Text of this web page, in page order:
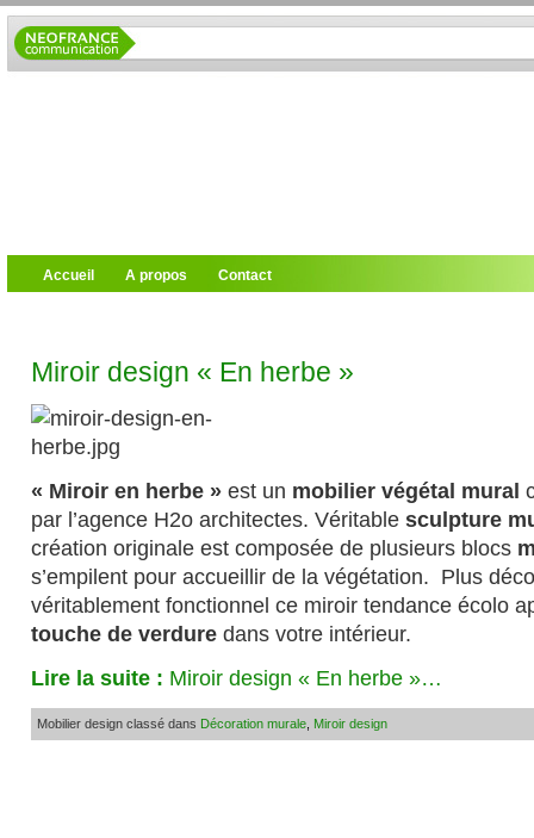
Accueil A propos Contact
Miroir design « En herbe »
« Miroir en herbe » est un mobilier végétal mural
par l’agence H2o architectes. Véritable sculpture
création originale est composée de plusieurs blocs
s’empilent pour accueillir de la végétation. Plus
véritablement fonctionnel ce miroir tendance écolo
touche de verdure dans votre intérieur.
Lire la suite : Miroir design « En herbe »…
Mobilier design classé dans Décoration murale Miroir design